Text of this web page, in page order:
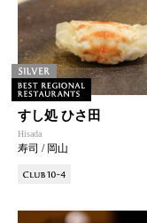
すし処 ひさ田
Hisada
寿司 / 岡山